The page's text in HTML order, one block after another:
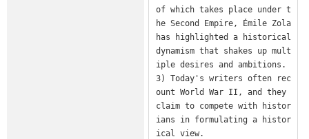
of which takes place under t
he Second Empire, Émile Zola
has highlighted a historical
dynamism that shakes up mult
iple desires and ambitions.
3) Today's writers often rec
ount World War II, and they
claim to compete with histor
ians in formulating a histor
ical view.